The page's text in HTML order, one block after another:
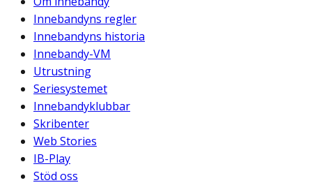
Innebandyns regler
Innebandyns historia
Innebandy-VM
Utrustning
Seriesystemet
Innebandyklubbar
Skribenter
Web Stories
IB-Play
Stöd oss